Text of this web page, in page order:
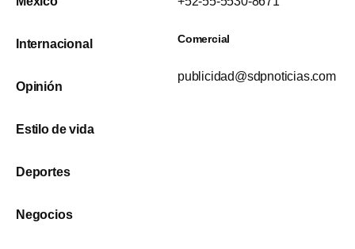
Internacional
Opinión
Estilo de vida
Deportes
Negocios
Comercial
publicidad@sdpnoticias.com